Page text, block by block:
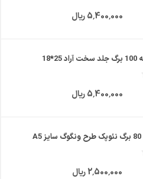
5٬400٬000 ریال
5٬400٬000 ریال
2٬500٬000 ریال